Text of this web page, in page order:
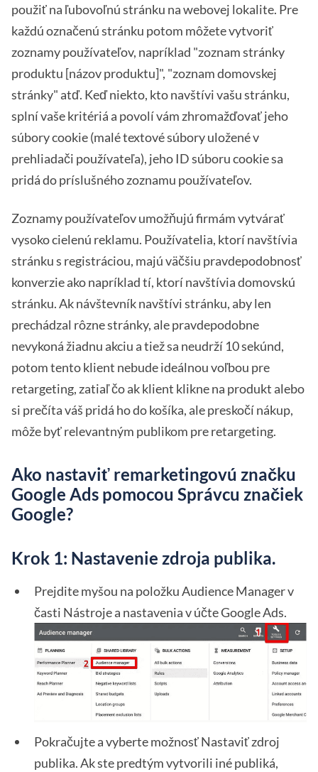
použiť na ľubovoľnú stránku na webovej lokalite. Pre
každú označenú stránku potom môžete vytvoriť
zoznamy používateľov, napríklad "zoznam stránky
produktu [názov produktu]", "zoznam domovskej
stránky" atď. Keď niekto, kto navštívi vašu stránku,
splní vaše kritériá a povolí vám zhromažďovať jeho
súbory cookie (malé textové súbory uložené v
prehliadači používateľa), jeho ID súboru cookie sa
pridá do príslušného zoznamu používateľov.
Zoznamy používateľov umožňujú firmám vytvárať
vysoko cielenú reklamu. Používatelia, ktorí navštívia
stránku s registráciou, majú väčšiu pravdepodobnosť
konverzie ako napríklad tí, ktorí navštívia domovskú
stránku. Ak návštevník navštívi stránku, aby len
prechádzal rôzne stránky, ale pravdepodobne
nevykoná žiadnu akciu a tiež sa neudrží 10 sekúnd,
potom tento klient nebude ideálnou voľbou pre
retargeting, zatiaľ čo ak klient klikne na produkt alebo
si prečíta váš pridá ho do košíka, ale preskočí nákup,
môže byť relevantným publikom pre retargeting.
Ako nastaviť remarketingovú značku
Google Ads pomocou Správcu značiek
Google?
Krok 1: Nastavenie zdroja publika.
Prejdite myšou na položku Audience Manager v
časti Nástroje a nastavenia v účte Google Ads.
Pokračujte a vyberte možnosť Nastaviť zdroj
publika. Ak ste predtým vytvorili iné publiká,